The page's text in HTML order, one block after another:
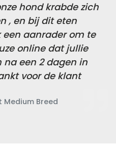
hond krabde zich
, en bij dit eten
aanrader om te
online dat jullie
na een 2 dagen in
voor de klant
Medium Breed